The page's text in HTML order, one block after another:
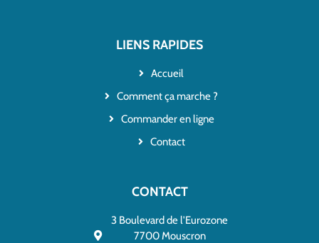
LIENS RAPIDES
Accueil
Comment ça marche ?
Commander en ligne
Contact
CONTACT
3 Boulevard de l'Eurozone
7700 Mouscron